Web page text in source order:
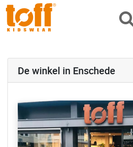
De winkel in Enschede